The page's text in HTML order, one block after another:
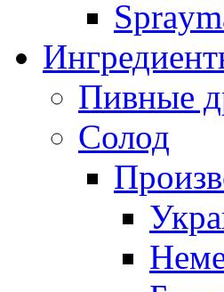
Пивные
Солод